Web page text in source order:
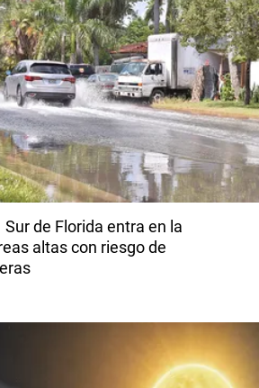
Sur de Florida entra en la
altas con riesgo de